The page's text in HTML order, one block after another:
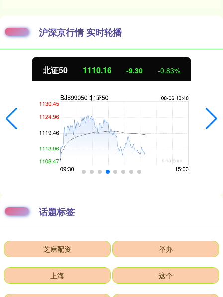
沪深京行情 实时轮播
北证50 1110.16 -9.30 -0.83%
话题标签
芝麻配资 举办
上海 这个